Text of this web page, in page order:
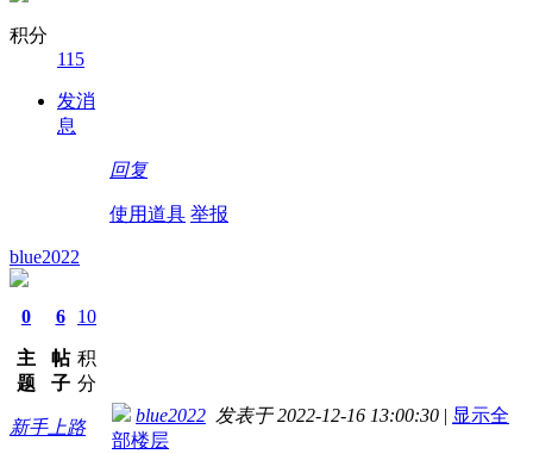
积分
115
发消
息
回复
使用道具 举报
blue2022
0
主
题
6
帖
子
10
积
分
新手上路
blue2022 发表于 2022-12-16 13:00:30 | 显示全
部楼层